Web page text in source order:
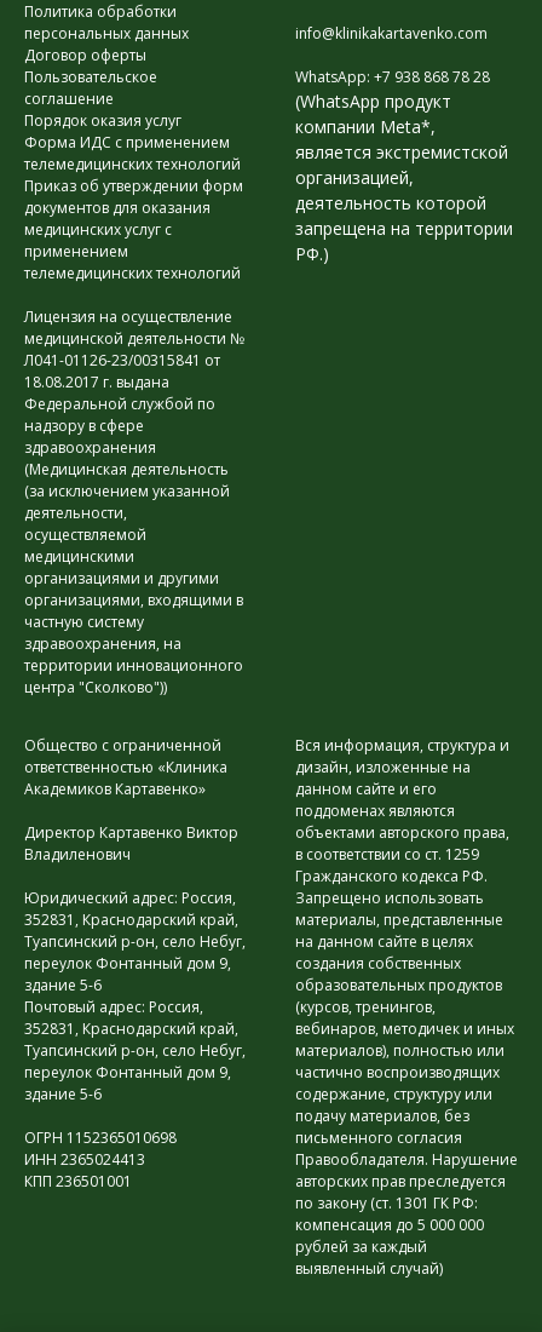
Политика обработки
персональных данных
Договор оферты
Пользовательское
соглашение
Порядок оказия услуг
Форма ИДС с применением
телемедицинских технологий
Приказ об утверждении форм
документов для оказания
медицинских услуг с
применением
телемедицинских технологий
Лицензия на осуществление
медицинской деятельности №
Л041-01126-23/00315841 от
18.08.2017 г. выдана
Федеральной службой по
надзору в сфере
здравоохранения
(Медицинская деятельность
(за исключением указанной
деятельности,
осуществляемой
медицинскими
организациями и другими
организациями, входящими в
частную систему
здравоохранения, на
территории инновационного
центра "Сколково"))
info@klinikakartavenko.com
WhatsApp: +7 938 868 78 28
(WhatsApp продукт
компании Meta*,
является экстремистской
организацией,
деятельность которой
запрещена на территории
РФ.)
Общество с ограниченной
ответственностью «Клиника
Академиков Картавенко»
Директор Картавенко Виктор
Владиленович
Юридический адрес: Россия,
352831, Краснодарский край,
Туапсинский р-он, село Небуг,
переулок Фонтанный дом 9,
здание 5-6
Почтовый адрес: Россия,
352831, Краснодарский край,
Туапсинский р-он, село Небуг,
переулок Фонтанный дом 9,
здание 5-6
ОГРН 1152365010698
ИНН 2365024413
КПП 236501001
Вся информация, структура и
дизайн, изложенные на
данном сайте и его
поддоменах являются
объектами авторского права,
в соответствии со ст. 1259
Гражданского кодекса РФ.
Запрещено использовать
материалы, представленные
на данном сайте в целях
создания собственных
образовательных продуктов
(курсов, тренингов,
вебинаров, методичек и иных
материалов), полностью или
частично воспроизводящих
содержание, структуру или
подачу материалов, без
письменного согласия
Правообладателя. Нарушение
авторских прав преследуется
по закону (ст. 1301 ГК РФ:
компенсация до 5 000 000
рублей за каждый
выявленный случай)